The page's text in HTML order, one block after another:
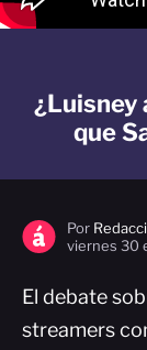
¿Luisney
que
Por
viernes 30
El debate
streamers